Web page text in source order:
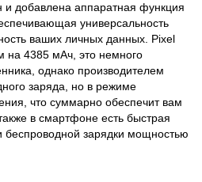
и добавлена ​​аппаратная функция
универсальность
ваших личных данных. Pixel
на 4385 мАч, это немного
однако производителем
заряда, но в режиме
что суммарно обеспечит вам
в смартфоне есть быстрая
беспроводной зарядки мощностью